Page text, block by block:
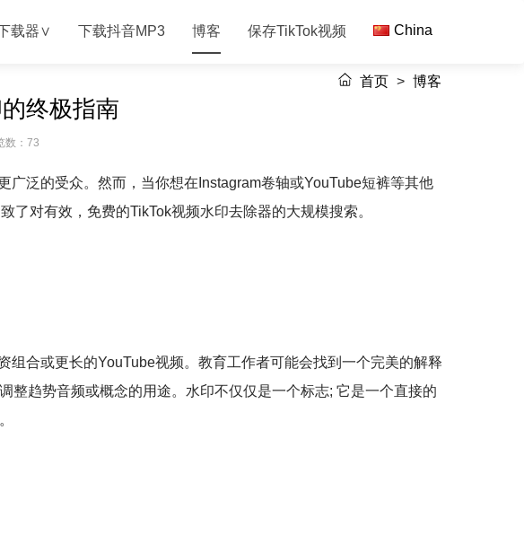
载器∨ 下载抖音MP3 博客 保存TikTok视频 China
首页 > 博客
终极指南
数：73
泛的受众。然而，当你想在Instagram卷轴或YouTube短裤等其他
对有效，免费的TikTok视频水印去除器的大规模搜索。
合或更长的YouTube视频。教育工作者可能会找到一个完美的解释
趋势音频或概念的用途。水印不仅仅是一个标志; 它是一个直接的